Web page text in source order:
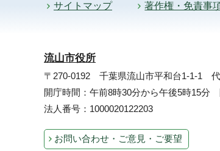
サイトマップ 著作権・免責事
流山市役所
〒270-0192 千葉県流山市平和台1-1-1
開庁時間：午前8時30分から午後5時15
法人番号：1000020122203
お問い合わせ・ご意見・ご要望